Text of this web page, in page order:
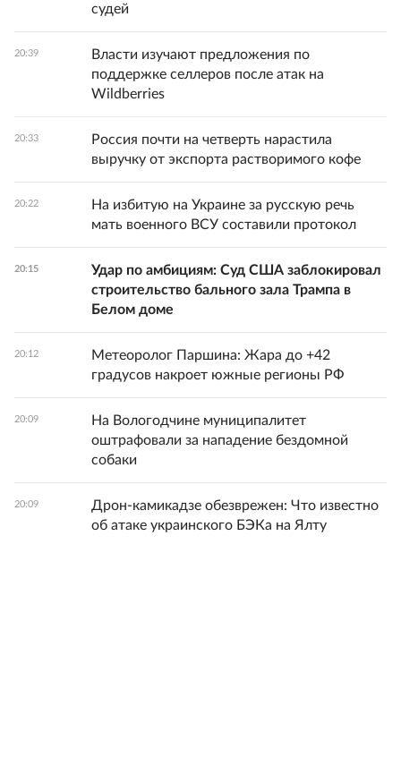
судей
20:39
Власти изучают предложения по
поддержке селлеров после атак на
Wildberries
20:33
Россия почти на четверть нарастила
выручку от экспорта растворимого кофе
20:22
На избитую на Украине за русскую речь
мать военного ВСУ составили протокол
20:15
Удар по амбициям: Суд США заблокировал
строительство бального зала Трампа в
Белом доме
20:12
Метеоролог Паршина: Жара до +42
градусов накроет южные регионы РФ
20:09
На Вологодчине муниципалитет
оштрафовали за нападение бездомной
собаки
20:09
Дрон-камикадзе обезврежен: Что известно
об атаке украинского БЭКа на Ялту